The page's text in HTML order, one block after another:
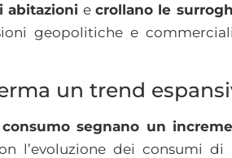
abitazioni e crollano le
geopolitiche e
un trend
segnano un
l’evoluzione dei consumi